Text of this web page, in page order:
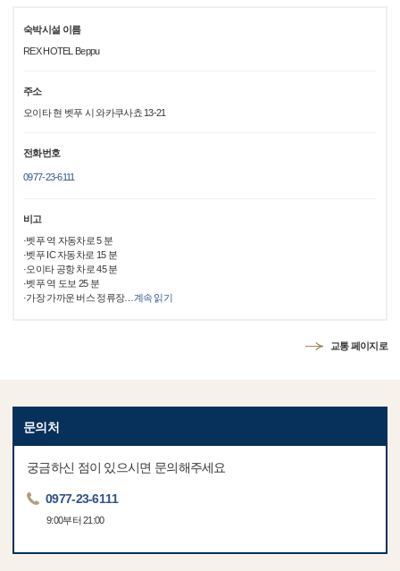
숙박시설 이름
REX HOTEL Beppu
주소
오이타 현 벳푸 시 와카쿠사쵸 13-21
전화번호
0977-23-6111
비고
·벳푸 역 자동차로 5 분
·벳푸 IC 자동차로 15 분
·오이타 공항 차로 45 분
·벳푸 역 도보 25 분
·가장 가까운 버스 정류장… 계속 읽기
교통 페이지로
문의처
궁금하신 점이 있으시면 문의해주세요
0977-23-6111
9:00부터 21:00